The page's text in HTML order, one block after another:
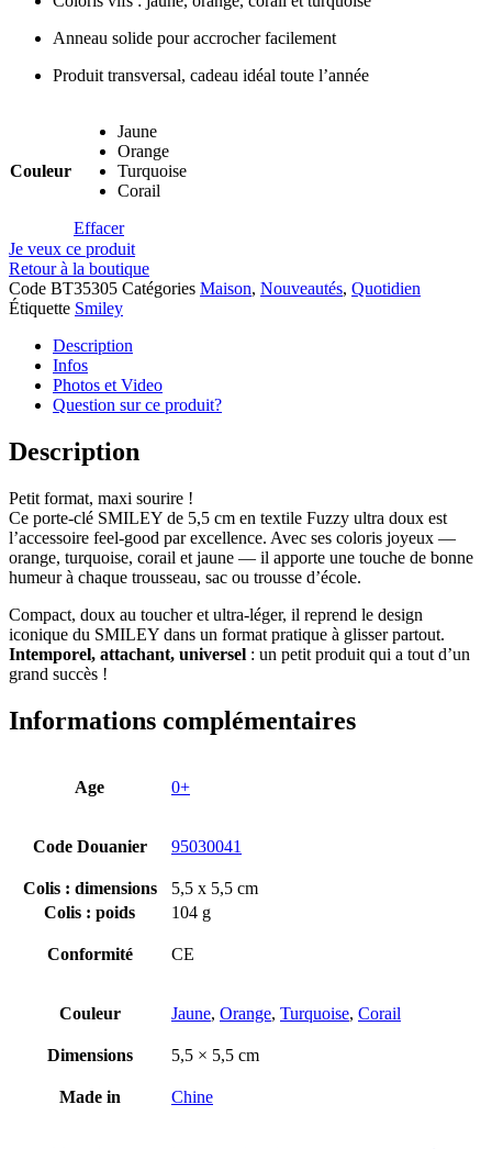
Anneau solide pour accrocher facilement
Produit transversal, cadeau idéal toute l’année
Couleur
Jaune
Orange
Turquoise
Corail
Effacer
Je veux ce produit
Retour à la boutique
Code BT35305 Catégories Maison, Nouveautés, Quotidien
Étiquette Smiley
Description
Infos
Photos et Video
Question sur ce produit?
Description
Petit format, maxi sourire !
Ce porte-clé SMILEY de 5,5 cm en textile Fuzzy ultra doux est
l’accessoire feel-good par excellence. Avec ses coloris joyeux —
orange, turquoise, corail et jaune — il apporte une touche de bonne
humeur à chaque trousseau, sac ou trousse d’école.
Compact, doux au toucher et ultra-léger, il reprend le design
iconique du SMILEY dans un format pratique à glisser partout.
Intemporel, attachant, universel : un petit produit qui a tout d’un
grand succès !
Informations complémentaires
Age 0+
Code Douanier 95030041
Colis : dimensions
5,5 x 5,5 cm
Colis : poids
104 g
Conformité CE
Couleur Jaune, Orange, Turquoise, Corail
Dimensions 5,5 × 5,5 cm
Made in Chine